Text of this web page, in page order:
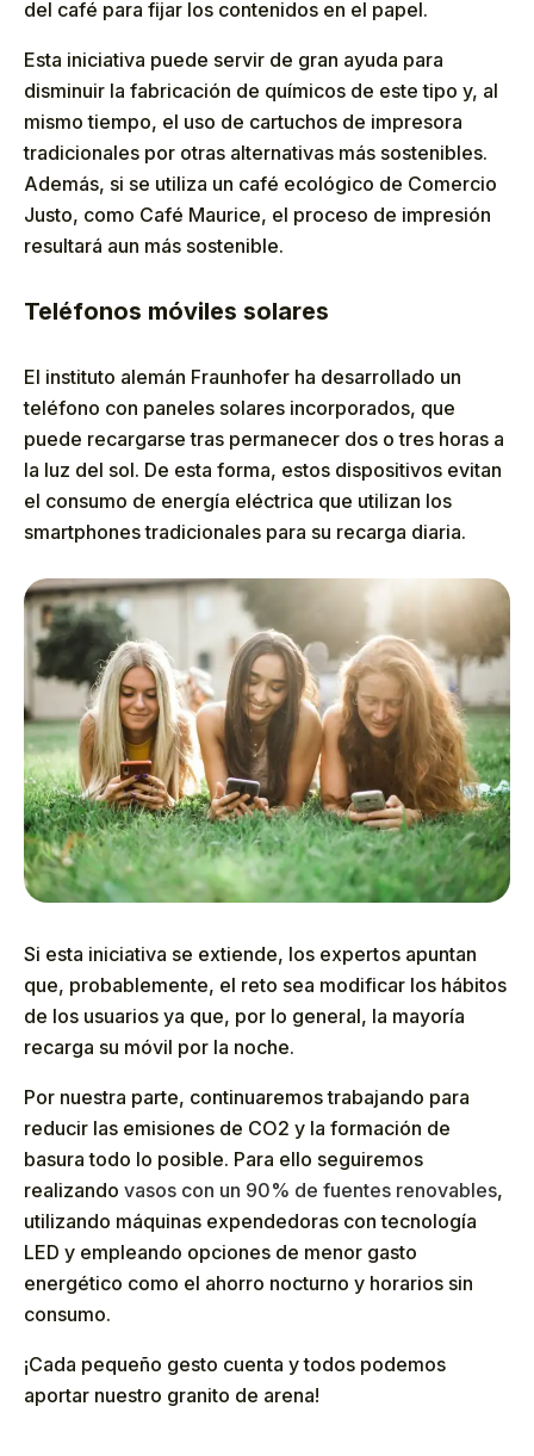
del café para fijar los contenidos en el papel.
Esta iniciativa puede servir de gran ayuda para
disminuir la fabricación de químicos de este tipo y, al
mismo tiempo, el uso de cartuchos de impresora
tradicionales por otras alternativas más sostenibles.
Además, si se utiliza un café ecológico de Comercio
Justo, como Café Maurice, el proceso de impresión
resultará aun más sostenible.
Teléfonos móviles solares
El instituto alemán Fraunhofer ha desarrollado un
teléfono con paneles solares incorporados, que
puede recargarse tras permanecer dos o tres horas a
la luz del sol. De esta forma, estos dispositivos evitan
el consumo de energía eléctrica que utilizan los
smartphones tradicionales para su recarga diaria.
Si esta iniciativa se extiende, los expertos apuntan
que, probablemente, el reto sea modificar los hábitos
de los usuarios ya que, por lo general, la mayoría
recarga su móvil por la noche.
Por nuestra parte, continuaremos trabajando para
reducir las emisiones de CO2 y la formación de
basura todo lo posible. Para ello seguiremos
realizando vasos con un 90% de fuentes renovables,
utilizando máquinas expendedoras con tecnología
LED y empleando opciones de menor gasto
energético como el ahorro nocturno y horarios sin
consumo.
¡Cada pequeño gesto cuenta y todos podemos
aportar nuestro granito de arena!